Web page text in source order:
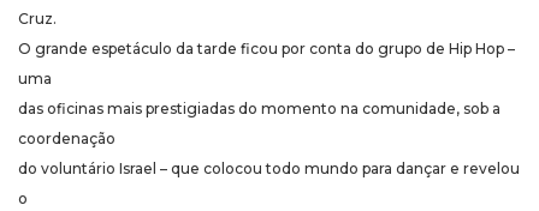
Cruz.
O grande espetáculo da tarde ficou por conta do grupo de Hip Hop –
uma
das oficinas mais prestigiadas do momento na comunidade, sob a
coordenação
do voluntário Israel – que colocou todo mundo para dançar e revelou
o